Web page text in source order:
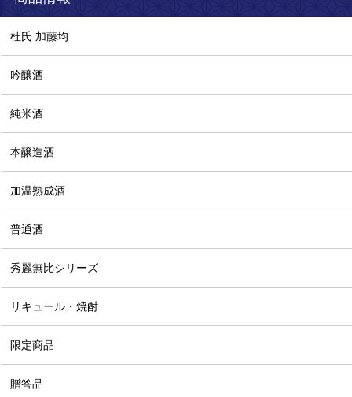
杜氏 加藤均
吟醸酒
純米酒
本醸造酒
加温熟成酒
普通酒
秀麗無比シリーズ
リキュール・焼酎
限定商品
贈答品